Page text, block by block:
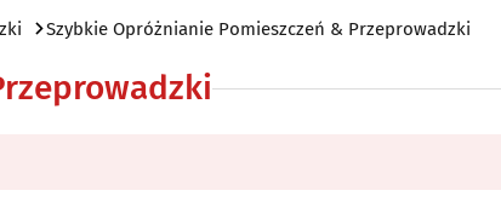
Szybkie Opróżnianie Pomieszczeń & Przeprowadzki